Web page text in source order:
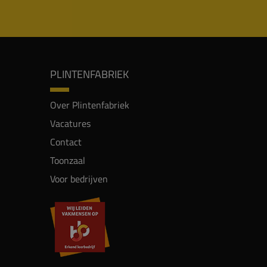
PLINTENFABRIEK
Over Plintenfabriek
Vacatures
Contact
Toonzaal
Voor bedrijven